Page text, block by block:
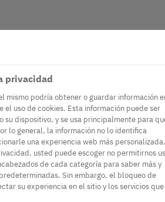
privacidad
mismo podría obtener o guardar información
el uso de cookies. Esta información puede ser
su dispositivo, y se usa principalmente para
lo general, la información no lo identifica
una experiencia web más
usted puede escoger no permitirnos
de cada categoría para saber más y
Sin embargo, el bloqueo de
su experiencia en el sitio y los servicios que